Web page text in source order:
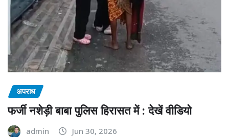
अपराध
फर्जी नशेड़ी बाबा पुलिस हिरासत में : देखें वीडियो
admin Jun 30, 2026